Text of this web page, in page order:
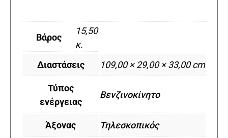
Βάρος
15,50
κ.
Διαστάσεις
109,00 × 29,00 × 33,00 cm
Τύπος
ενέργειας
Βενζινοκίνητο
Άξονας Τηλεσκοπικός